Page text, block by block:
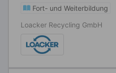
Fort- und Weiterbildung
Loacker Recycling GmbH